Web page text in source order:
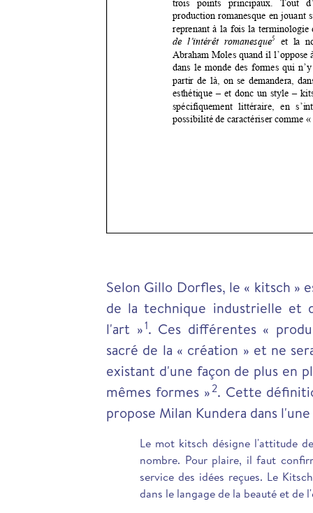
Selon Gillo Dorfles, le « kitsch »
de la technique industrielle et
l'art »1. Ces différentes «
sacré de la « création » et ne
existant d'une façon de plus en
mêmes formes »2. Cette
propose Milan Kundera dans
Le mot kitsch désigne l'attitude
nombre. Pour plaire, il faut
service des idées reçues. Le
dans le langage de la beauté et de